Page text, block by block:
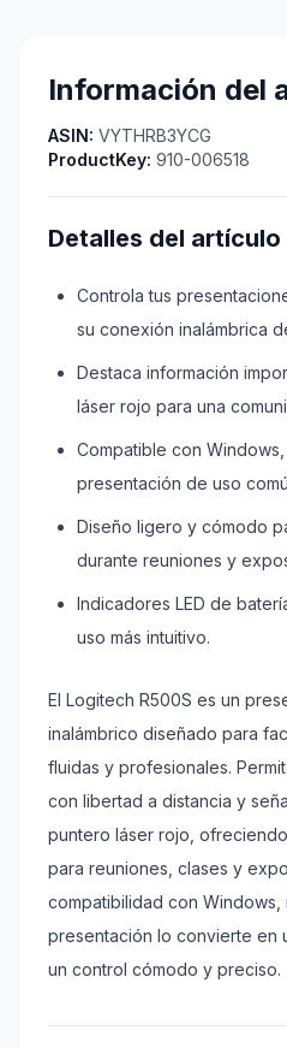
Información del
ASIN: VYTHRB3YCG
ProductKey: 910-006518
Detalles del artículo
Controla tus
su conexión inalámbrica
Destaca información
láser rojo para una
Compatible con
presentación de uso
Diseño ligero y cómodo
durante reuniones y
Indicadores LED de
uso más intuitivo.
El Logitech R500S es un
inalámbrico diseñado para
fluidas y profesionales.
con libertad a distancia y
puntero láser rojo,
para reuniones, clases y
compatibilidad con Windows,
presentación lo convierte en
un control cómodo y preciso.